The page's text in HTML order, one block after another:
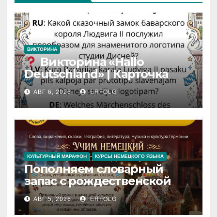
ВИКТОРИНА
Викторина «Hallo
Deutschland» | Карточка
№46
Замок вдохновения
Iedvesmas pils / Schloss der
Inspiration
АВГ 6, 2026 ERFOLG
КУЛЬТУРНЫЙ МАРАФОН КУРСЫ НЕМЕЦКОГО ЯЗЫКА
Пополняем словарный
запас с рождественской
сказкой! Учим немецкий
вместе с Lebkuchenhaus
АВГ 5, 2026 ERFOLG